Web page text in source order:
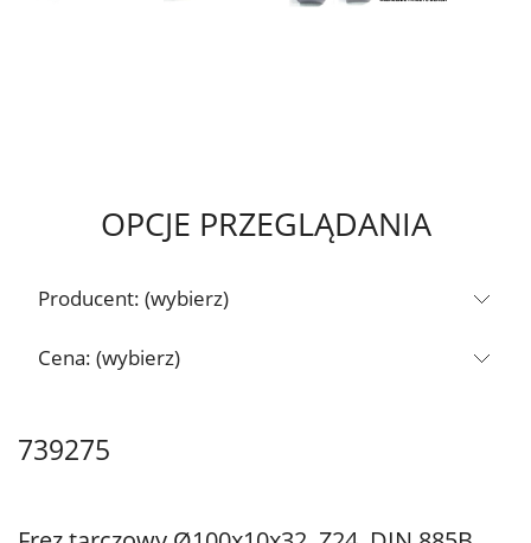
OPCJE PRZEGLĄDANIA
Producent: (wybierz)
Cena: (wybierz)
739275